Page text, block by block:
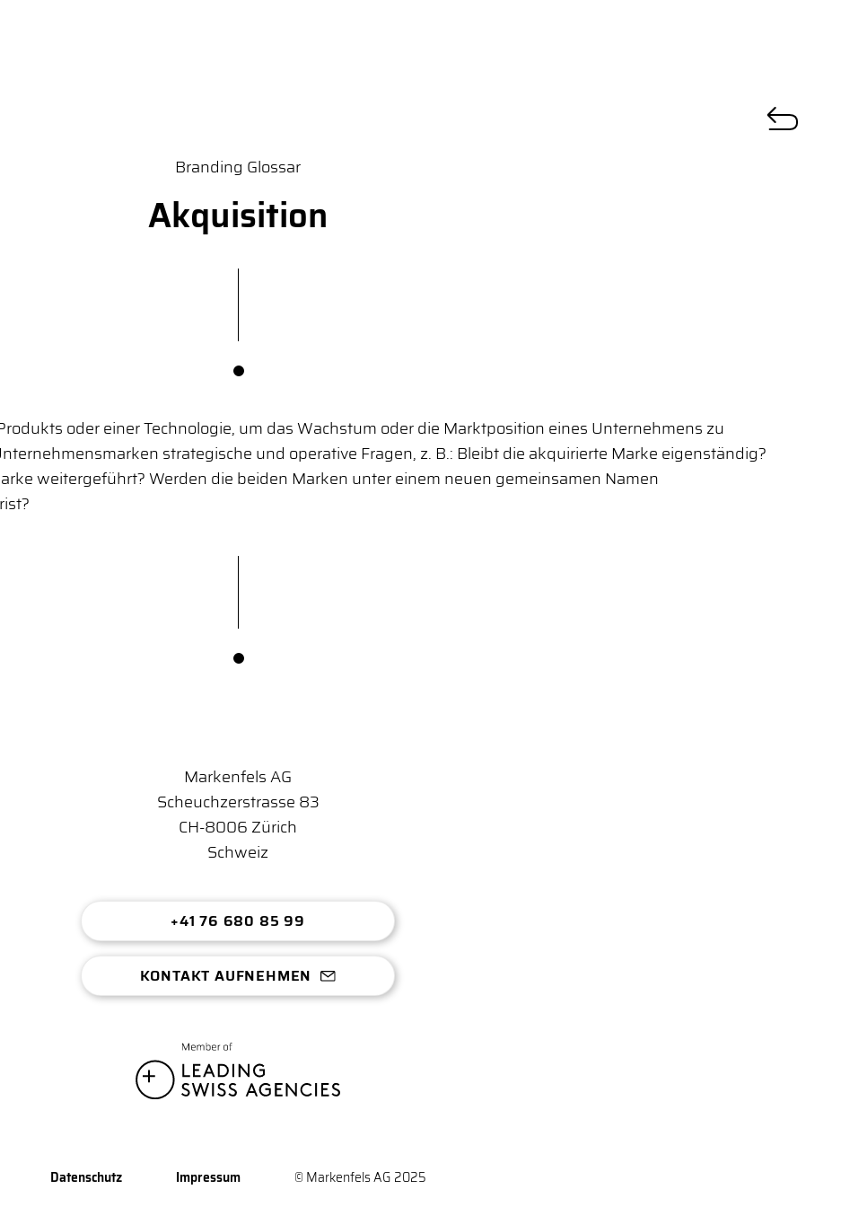
Branding Glossar
Akquisition
oder einer Technologie, um das Wachstum oder die Marktposition eines Unternehmens zu
strategische und operative Fragen, z. B.: Bleibt die akquirierte Marke eigenständig?
weitergeführt? Werden die beiden Marken unter einem neuen gemeinsamen Namen
Markenfels AG
Scheuchzerstrasse 83
CH-8006 Zürich
Schweiz
+41 76 680 85 99
KONTAKT AUFNEHMEN
Datenschutz Impressum © Markenfels AG 2025